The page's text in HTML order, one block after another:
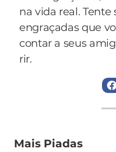
na vida real.
engraçadas que
contar a seus
rir.
Mais Piadas